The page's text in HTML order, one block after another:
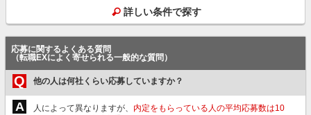
詳しい条件で探す
応募に関するよくある質問
（転職EXによく寄せられる一般的な質問）
Q 他の人は何社くらい応募していますか？
A 人によって異なりますが、 内定をもらっている人の平均応募数は10